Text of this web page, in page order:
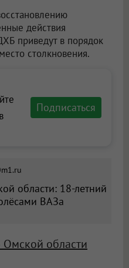
действия
приведут в порядок
столкновения.
Подписаться
области: 18-летний
ВАЗа
области